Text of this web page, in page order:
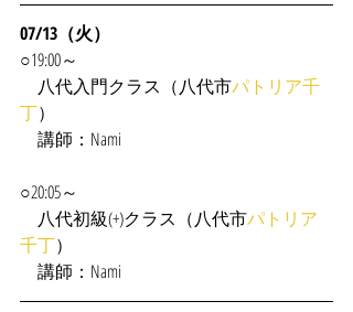
07/13（火）
○19:00～
八代入門クラス（八代市パトリア千
丁）
講師：Nami
○20:05～
八代初級(+)クラス（八代市パトリア
千丁）
講師：Nami